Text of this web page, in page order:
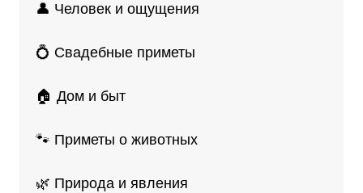
👤 Человек и ощущения
💍 Свадебные приметы
🏠 Дом и быт
🐾 Приметы о животных
🌿 Природа и явления